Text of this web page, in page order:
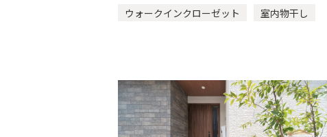
ウォークインクローゼット
室内物干し